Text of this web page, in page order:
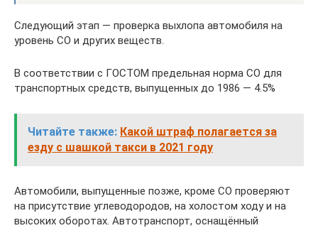
Следующий этап — проверка выхлопа автомобиля на
уровень СО и других веществ.
В соответствии с ГОСТОМ предельная норма СО для
транспортных средств, выпущенных до 1986 — 4.5%
Читайте также: Какой штраф полагается за
езду с шашкой такси в 2021 году
Автомобили, выпущенные позже, кроме СО проверяют
на присутствие углеводородов, на холостом ходу и на
высоких оборотах. Автотранспорт, оснащённый